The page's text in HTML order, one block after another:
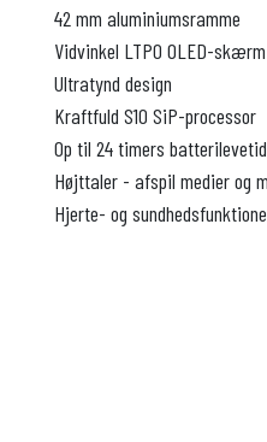
42 mm aluminiumsramme
Vidvinkel LTPO OLED-skærm
Ultratynd design
Kraftfuld S10 SiP-processor
Op til 24 timers
Højttaler - afspil medier og
Hjerte- og